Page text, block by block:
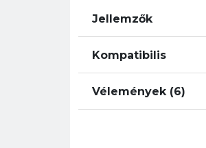
Jellemzők
Kompatibilis
Vélemények (6)